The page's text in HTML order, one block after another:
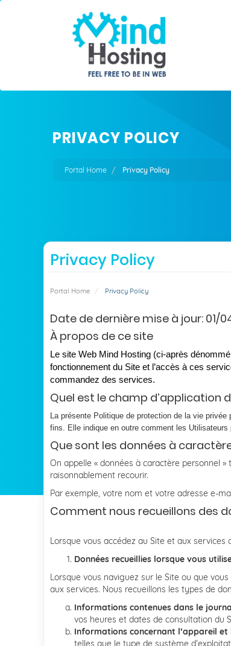
PRIVACY POLICY
Portal Home Privacy Policy
Privacy Policy
Portal Home Privacy Policy
Date de dernière mise à jour: 01/
À propos de ce site
Le site Web Mind Hosting (ci-après
fonctionnement du Site et l’accès à ces
commandez des services.
Quel est le champ d’application
La présente Politique de protection de la vie
fins. Elle indique en outre comment les
Que sont les données à
On appelle « données à caractère personnel
raisonnablement recourir.
Par exemple, votre nom et votre adresse e-
Comment nous recueillons des
Lorsque vous accédez au Site et aux services
Données recueillies lorsque vous
Lorsque vous naviguez sur le Site ou que
aux services. Nous recueillons les types de
Informations contenues dans le
vos heures et dates de consultation du
Informations concernant l’appareil
telles que le type de système